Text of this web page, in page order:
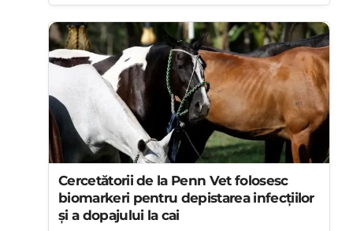
Cercetătorii de la Penn Vet folosesc
biomarkeri pentru depistarea infecțiilor
și a dopajului la cai